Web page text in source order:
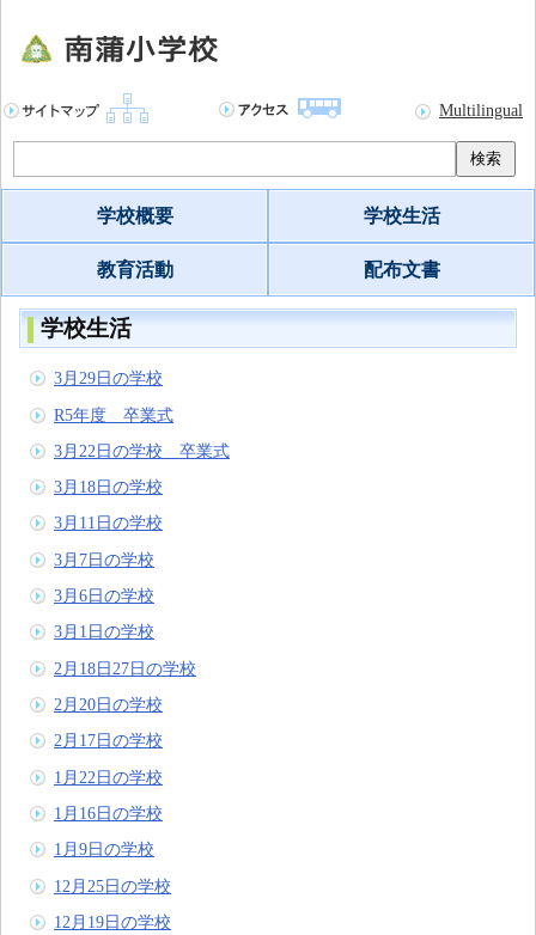
Multilingual
検索
学校概要 学校生活
教育活動 配布文書
学校生活
3月29日の学校
R5年度 卒業式
3月22日の学校 卒業式
3月18日の学校
3月11日の学校
3月7日の学校
3月6日の学校
3月1日の学校
2月18日27日の学校
2月20日の学校
2月17日の学校
1月22日の学校
1月16日の学校
1月9日の学校
12月25日の学校
12月19日の学校